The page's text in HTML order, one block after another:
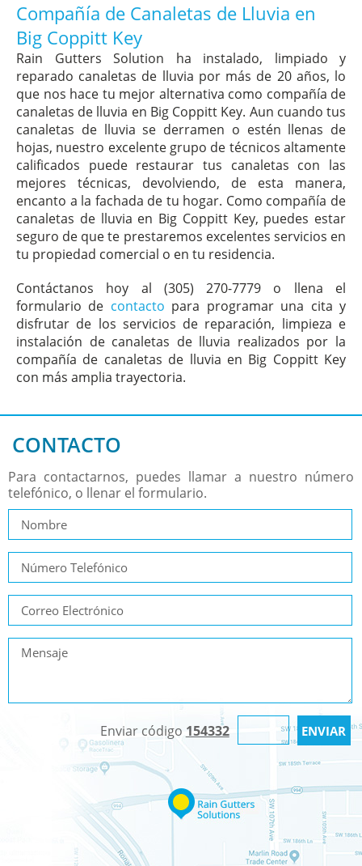
Compañía de Canaletas de Lluvia en
Big Coppitt Key
Rain Gutters Solution ha instalado, limpiado y
reparado canaletas de lluvia por más de 20 años, lo
que nos hace tu mejor alternativa como compañía de
canaletas de lluvia en Big Coppitt Key. Aun cuando tus
canaletas de lluvia se derramen o estén llenas de
hojas, nuestro excelente grupo de técnicos altamente
calificados puede restaurar tus canaletas con las
mejores técnicas, devolviendo, de esta manera,
encanto a la fachada de tu hogar. Como compañía de
canaletas de lluvia en Big Coppitt Key, puedes estar
seguro de que te prestaremos excelentes servicios en
tu propiedad comercial o en tu residencia.
Contáctanos hoy al (305) 270-7779 o llena el
formulario de contacto para programar una cita y
disfrutar de los servicios de reparación, limpieza e
instalación de canaletas de lluvia realizados por la
compañía de canaletas de lluvia en Big Coppitt Key
con más amplia trayectoria.
CONTACTO
Para contactarnos, puedes llamar a nuestro número
telefónico, o llenar el formulario.
Enviar código 154332